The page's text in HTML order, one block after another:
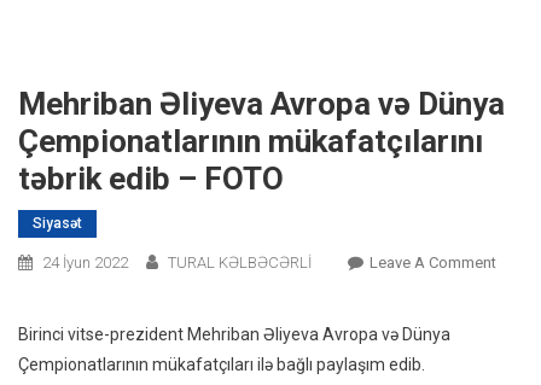
Mehriban Əliyeva Avropa və Dünya
Çempionatlarının mükafatçılarını
təbrik edib – FOTO
Siyasət
24 İyun 2022 TURAL KƏLBƏCƏRLİ Leave A CommentOn
Birinci vitse-prezident Mehriban Əliyeva Avropa və Dünya
Çempionatlarının mükafatçıları ilə bağlı paylaşım edib.